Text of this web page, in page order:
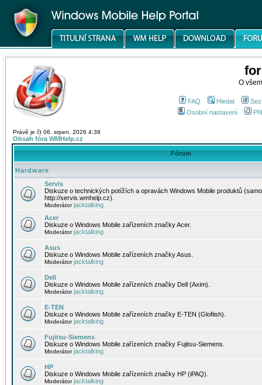
O
FAQ Hledat
Osobní nastavení
Právě je čt 06. srpen, 2026 4:38
Obsah fóra WMHelp.cz
Fórum
Hardware
Servis
Diskuze o technických potížích a opravách Windows Mobile produktů
http://servis.wmhelp.cz).
Moderátorjacktalking
Acer
Diskuze o Windows Mobile zařízeních značky Acer.
Moderátorjacktalking
Asus
Diskuze o Windows Mobile zařízeních značky Asus.
Moderátorjacktalking
Dell
Diskuze o Windows Mobile zařízeních značky Dell (Axim).
Moderátorjacktalking
E-TEN
Diskuze o Windows Mobile zařízeních značky E-TEN (Glofiish).
Moderátorjacktalking
Fujitsu-Siemens
Diskuze o Windows Mobile zařízeních značky Fujitsu-Siemens.
Moderátorjacktalking
HP
Diskuze o Windows Mobile zařízeních značky HP (iPAQ).
Moderátorjacktalking